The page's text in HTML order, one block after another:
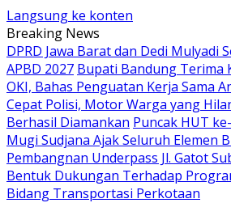
Langsung ke konten
Breaking News
DPRD Jawa Barat dan Dedi Mulyadi
APBD 2027 Bupati Bandung Terima
OKI, Bahas Penguatan Kerja Sama
Cepat Polisi, Motor Warga yang
Berhasil Diamankan Puncak HUT
Mugi Sudjana Ajak Seluruh Elemen
Pembangnan Underpass Jl. Gatot
Bentuk Dukungan Terhadap
Bidang Transportasi Perkotaan